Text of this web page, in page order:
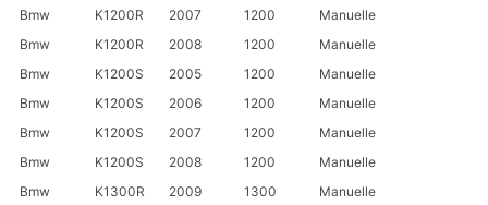
Bmw
K1200R 2007 1200
Manuelle
Bmw
K1200R 2008 1200
Manuelle
Bmw
K1200S 2005 1200
Manuelle
Bmw
K1200S 2006 1200
Manuelle
Bmw
K1200S 2007 1200
Manuelle
Bmw
K1200S 2008 1200
Manuelle
Bmw
K1300R 2009 1300
Manuelle